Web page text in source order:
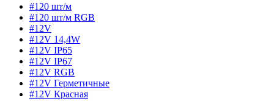
#120 шт/м
#120 шт/м RGB
#12V
#12V 14,4W
#12V IP65
#12V IP67
#12V RGB
#12V Герметичные
#12V Красная